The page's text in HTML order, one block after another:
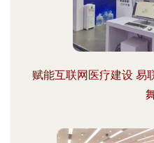
赋能互联网医疗建设 易